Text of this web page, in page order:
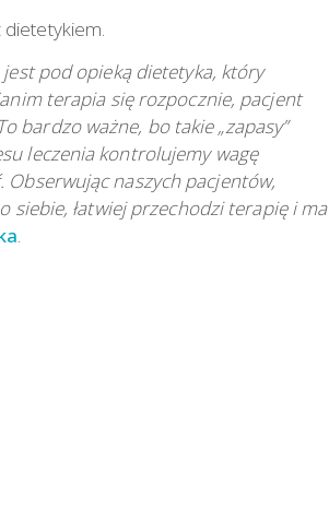
dietetykiem.
pod opieką dietetyka, który
terapia się rozpocznie, pacjent
bardzo ważne, bo takie „zapasy”
leczenia kontrolujemy wagę
Obserwując naszych pacjentów,
siebie, łatwiej przechodzi terapię i ma
.